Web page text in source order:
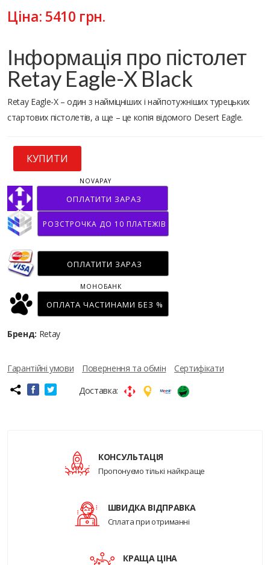
Ціна: 5410 грн.
Інформація про пістолет
Retay Eagle-X Black
Retay Eagle-X – один з найміцніших і найпотужніших турецьких
стартових пістолетів, а ще – це копія відомого Desert Eagle.
КУПИТИ
ОПЛАТИТИ ЗАРАЗ
NOVAPAY
РОЗСТРОЧКА ДО 10 ПЛАТЕЖІВ
ОПЛАТИТИ ЗАРАЗ
ОПЛАТА ЧАСТИНАМИ БЕЗ %
МОНОБАНК
Бренд: Retay
Гарантійні умови Повернення та обмін
Сертифікати
Доставка:
КОНСУЛЬТАЦІЯ
Пропонуємо тількі найкраще
ШВИДКА ВІДПРАВКА
Сплата при отриманні
КРАЩА ЦІНА